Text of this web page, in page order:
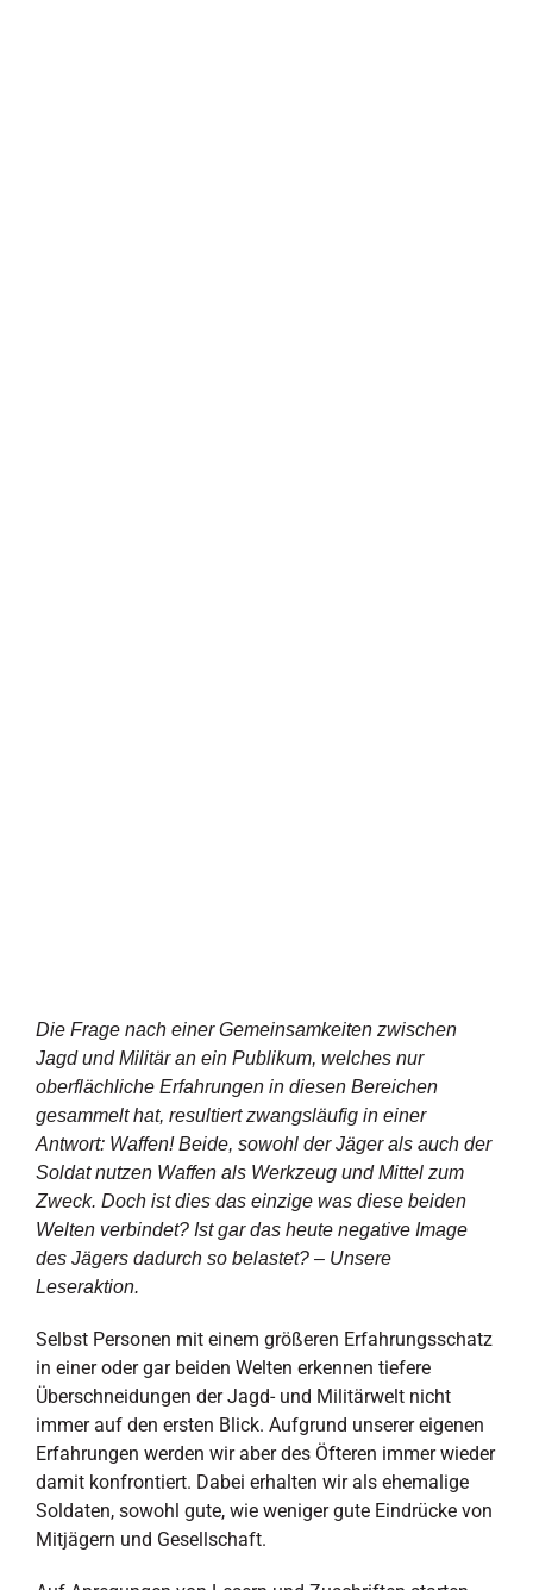
Die Frage nach einer Gemeinsamkeiten zwischen
Jagd und Militär an ein Publikum, welches nur
oberflächliche Erfahrungen in diesen Bereichen
gesammelt hat, resultiert zwangsläufig in einer
Antwort: Waffen! Beide, sowohl der Jäger als auch der
Soldat nutzen Waffen als Werkzeug und Mittel zum
Zweck. Doch ist dies das einzige was diese beiden
Welten verbindet? Ist gar das heute negative Image
des Jägers dadurch so belastet? – Unsere
Leseraktion.
Selbst Personen mit einem größeren Erfahrungsschatz
in einer oder gar beiden Welten erkennen tiefere
Überschneidungen der Jagd- und Militärwelt nicht
immer auf den ersten Blick. Aufgrund unserer eigenen
Erfahrungen werden wir aber des Öfteren immer wieder
damit konfrontiert. Dabei erhalten wir als ehemalige
Soldaten, sowohl gute, wie weniger gute Eindrücke von
Mitjägern und Gesellschaft.